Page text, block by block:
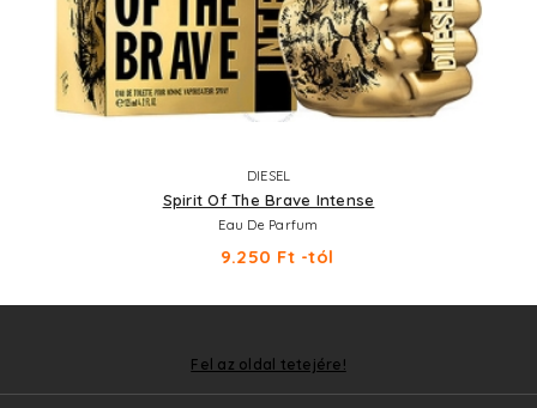
DIESEL
Spirit Of The Brave Intense
Eau De Parfum
9.250 Ft -tól
Fel az oldal tetejére!